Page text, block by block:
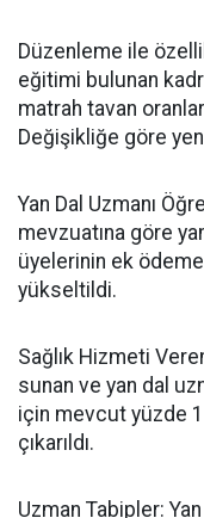
​Düzenleme ile
eğitimi bulunan
matrah tavan
Değişikliğe göre
​Yan Dal Uzmanı
mevzuatına göre
üyelerinin ek
yükseltildi.
​Sağlık Hizmeti
sunan ve yan dal
için mevcut yüzde
çıkarıldı.
​Uzman Tabipler: